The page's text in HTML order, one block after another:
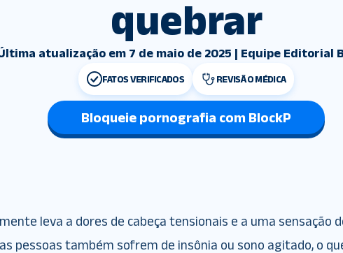
quebrar
atualização em 7 de maio de 2025 | Equipe Editorial
FATOS VERIFICADOS REVISÃO MÉDICA
Bloqueie pornografia com BlockP
leva a dores de cabeça tensionais e a uma sensação
pessoas também sofrem de insônia ou sono agitado, o